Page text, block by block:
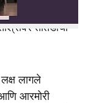
असून पक्षाची
तातडीची
लागले
आरमोरी